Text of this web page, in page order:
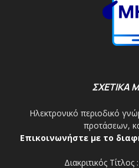
ΣΧΕΤΙΚΑ
Ηλεκτρονικό περιοδικό
προτάσεων,
Επικοινωνήστε με το
Διακριτικός